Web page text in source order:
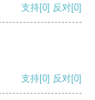
支持[0] 反对[0]
支持[0] 反对[0]